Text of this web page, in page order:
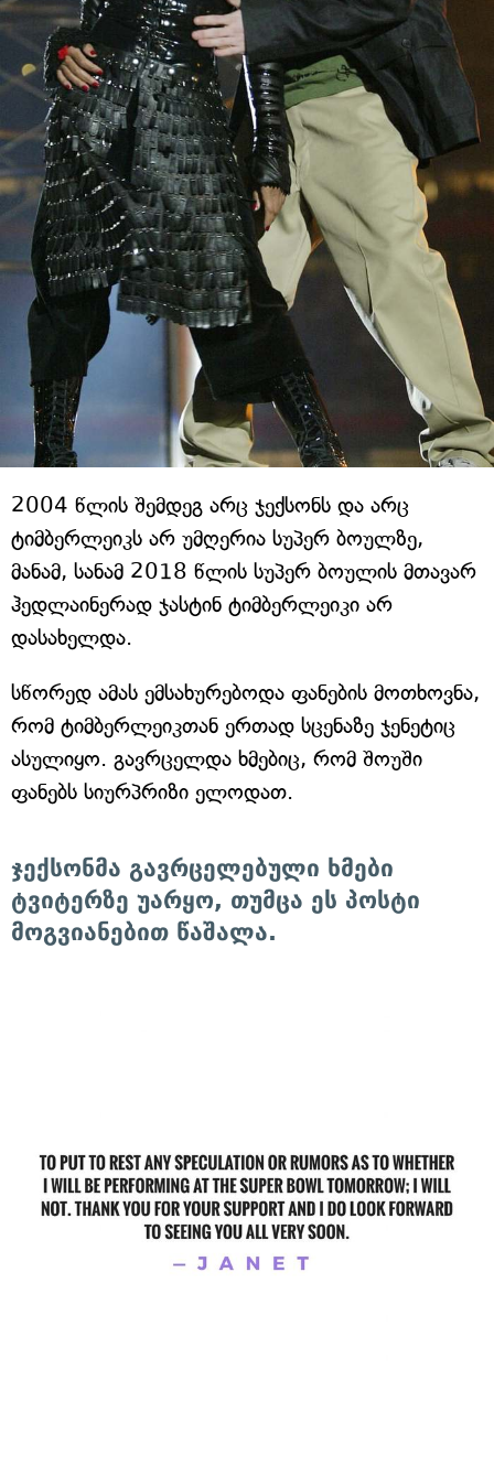
2004 წლის შემდეგ არც ჯექსონს და არც
ტიმბერლეიკს არ უმღერია სუპერ ბოულზე,
მანამ, სანამ 2018 წლის სუპერ ბოულის მთავარ
ჰედლაინერად ჯასტინ ტიმბერლეიკი არ
დასახელდა.
სწორედ ამას ემსახურებოდა ფანების მოთხოვნა,
რომ ტიმბერლეიკთან ერთად სცენაზე ჯენეტიც
ასულიყო. გავრცელდა ხმებიც, რომ შოუში
ფანებს სიურპრიზი ელოდათ.
ჯექსონმა გავრცელებული ხმები
ტვიტერზე უარყო, თუმცა ეს პოსტი
მოგვიანებით წაშალა.